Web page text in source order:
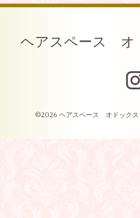
ヘアスペース オ
©2026 ヘアスペース オドック